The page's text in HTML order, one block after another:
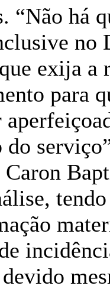
“Não há
no
exija a
para
do